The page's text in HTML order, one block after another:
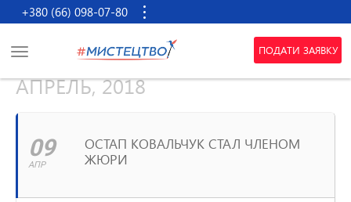
+380 (66) 098-07-80
ПОДАТИ ЗАЯВКУ
АПРЕЛЬ, 2018
09
АПР
ОСТАП КОВАЛЬЧУК СТАЛ ЧЛЕНОМ
ЖЮРИ